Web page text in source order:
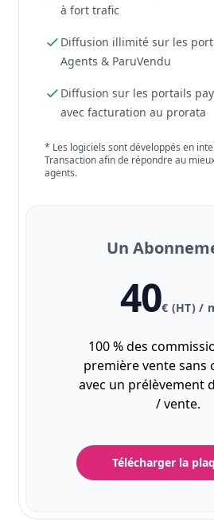
à fort trafic
Diffusion illimité sur les
Agents & ParuVendu
Diffusion sur les portails
avec facturation au prorata
* Les logiciels sont développés en
Transaction afin de répondre au
agents.
Un
40€ (HT) /
100 % des
première vente sans
avec un prélèvement
/ vente.
Télécharger la